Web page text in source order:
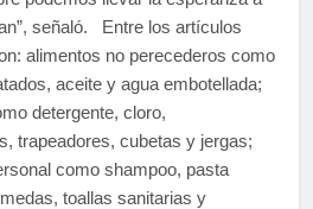
señaló. Entre los artículos
alimentos no perecederos como
aceite y agua embotellada;
detergente, cloro,
trapeadores, cubetas y jergas;
como shampoo, pasta
toallas sanitarias y